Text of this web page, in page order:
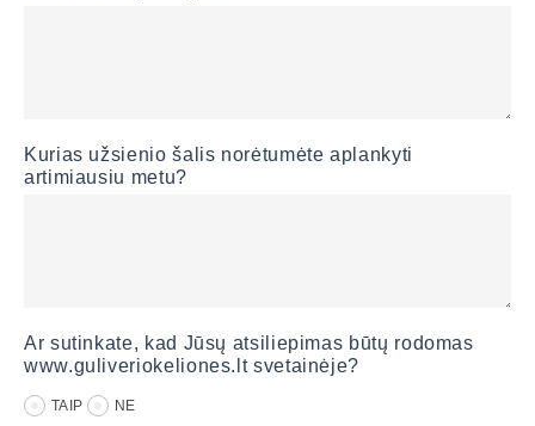
Kurias užsienio šalis norėtumėte aplankyti
artimiausiu metu?
Ar sutinkate, kad Jūsų atsiliepimas būtų rodomas
www.guliveriokeliones.lt svetainėje?
TAIP NE